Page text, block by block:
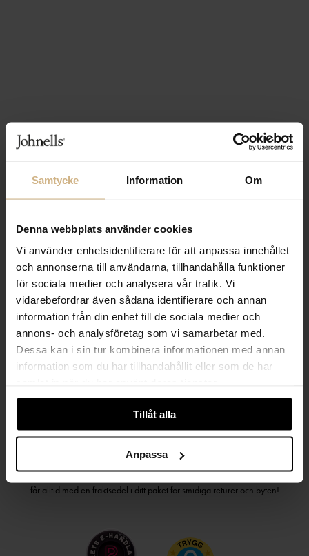
Samtycke Information Om
Denna webbplats använder cookies
Vi använder enhetsidentifierare för att anpassa innehållet
och annonserna till användarna, tillhandahålla funktioner
för sociala medier och analysera vår trafik. Vi
vidarebefordrar även sådana identifierare och annan
information från din enhet till de sociala medier och
annons- och analysföretag som vi samarbetar med.
Dessa kan i sin tur kombinera informationen med annan
information som du har tillhandahållit eller som de har
Tillåt alla
Anpassa
1-3 VARDAGARS LEVERANS
SAMLA BONUS I KUNDKLUBBEN
Håll dig uppdaterad
PRENUMERERA PÅ VÅRT NYHETSBREV
Kvinna Man
Välj det betalsätt som passar dig med Klarna. Vi på Johnells erbjuder flera
får alltid med en fraktsedel i ditt paket för smidiga returer och byten!